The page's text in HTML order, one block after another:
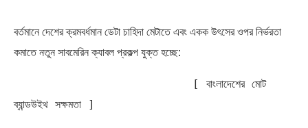
বর্তমানে দেশের ক্রমবর্ধমান ডেটা চাহিদা মেটাতে এবং একক উৎসের ওপর নির্ভরতা
কমাতে নতুন সাবমেরিন ক্যাবল প্রকল্প যুক্ত হচ্ছে:
ব্যান্ডউইথ সক্ষমতা ]